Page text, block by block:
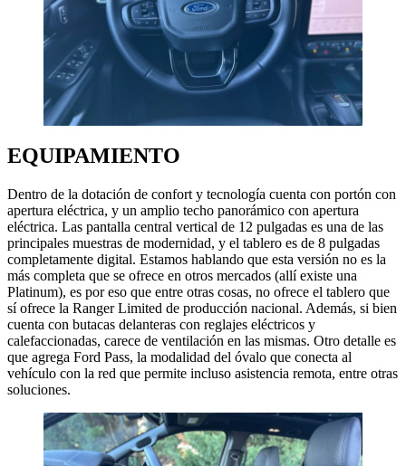
EQUIPAMIENTO
Dentro de la dotación de confort y tecnología cuenta con portón con
apertura eléctrica, y un amplio techo panorámico con apertura
eléctrica. Las pantalla central vertical de 12 pulgadas es una de las
principales muestras de modernidad, y el tablero es de 8 pulgadas
completamente digital. Estamos hablando que esta versión no es la
más completa que se ofrece en otros mercados (allí existe una
Platinum), es por eso que entre otras cosas, no ofrece el tablero que
sí ofrece la Ranger Limited de producción nacional. Además, si bien
cuenta con butacas delanteras con reglajes eléctricos y
calefaccionadas, carece de ventilación en las mismas. Otro detalle es
que agrega Ford Pass, la modalidad del óvalo que conecta al
vehículo con la red que permite incluso asistencia remota, entre otras
soluciones.